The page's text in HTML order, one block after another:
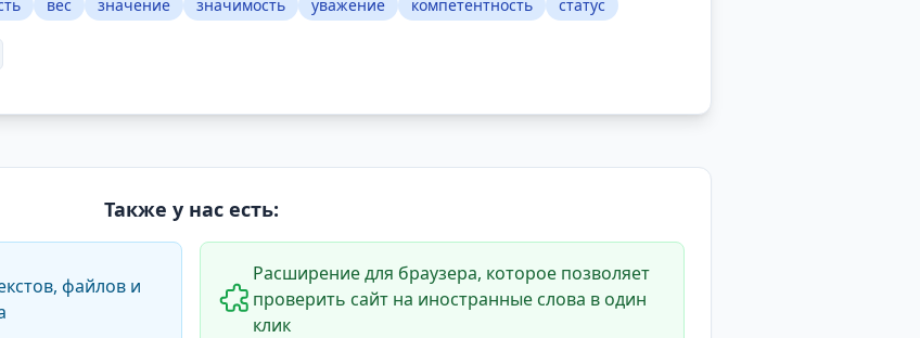
вес значение значимость уважение компетентность статус
Также у нас есть:
файлов и
Расширение для браузера, которое позволяет
проверить сайт на иностранные слова в один
клик